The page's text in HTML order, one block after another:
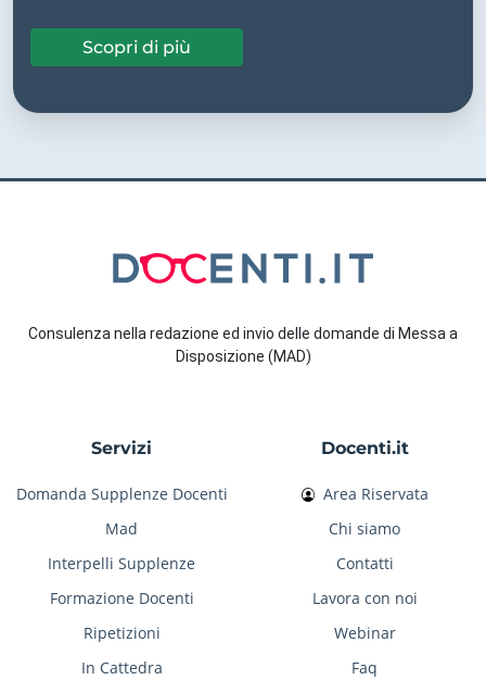
Scopri di più
Consulenza nella redazione ed invio delle domande di Messa a
Disposizione (MAD)
Servizi
Domanda Supplenze Docenti
Mad
Interpelli Supplenze
Formazione Docenti
Ripetizioni
In Cattedra
Docenti.it
Area Riservata
Chi siamo
Contatti
Lavora con noi
Webinar
Faq